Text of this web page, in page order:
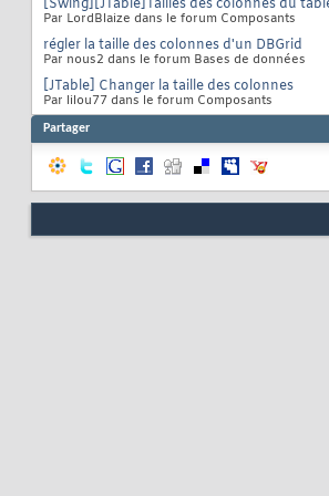
[Swing][JTable]Tailles des colonnes du
Par LordBlaize dans le forum Composants
régler la taille des colonnes d'un DBGrid
Par nous2 dans le forum Bases de données
[JTable] Changer la taille des colonnes
Par lilou77 dans le forum Composants
Partager